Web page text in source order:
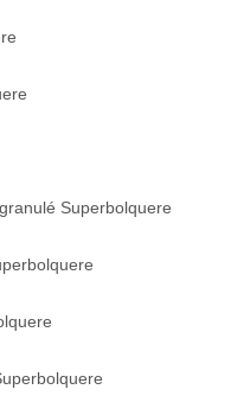
Superbolquere